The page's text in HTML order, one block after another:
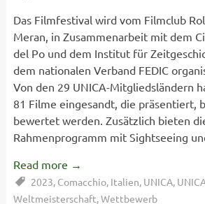
Das Filmfestival wird vom Filmclub
Meran, in Zusammenarbeit mit dem
del Po und dem Institut für
dem nationalen Verband FEDIC
Von den 29 UNICA-Mitgliedsländern
81 Filme eingesandt, die präsentiert,
bewertet werden. Zusätzlich bieten
Rahmenprogramm mit Sightseeing
Read more →
2023, Comacchio, Italien, UNICA,
Weltmeisterschaft,Wettbewerb